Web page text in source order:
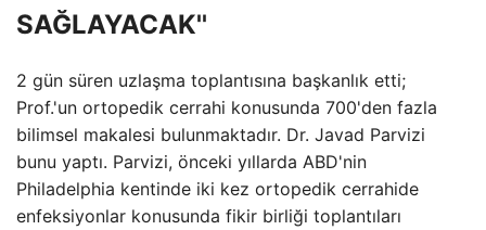
SAĞLAYACAK''
2 gün süren uzlaşma toplantısına başkanlık etti;
Prof.'un ortopedik cerrahi konusunda 700'den fazla
bilimsel makalesi bulunmaktadır. Dr. Javad Parvizi
bunu yaptı. Parvizi, önceki yıllarda ABD'nin
Philadelphia kentinde iki kez ortopedik cerrahide
enfeksiyonlar konusunda fikir birliği toplantıları